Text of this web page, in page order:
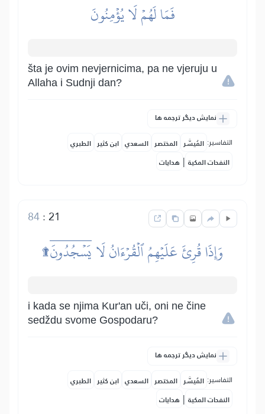
فَمَا لَهُمۡ لَا يُؤۡمِنُونَ
šta je ovim nevjernicima, pa ne vjeruju u
Allaha i Sudnji dan?
نمایش دیگر ترجمه ها
التفاسير: المُيسَّر المختصر السعدي ابن كثير الطبري
النفحات المكية | هدايات
21
:
84
وَإِذَا قُرِئَ عَلَيۡهِمُ ٱلۡقُرۡءَانُ لَا يَسۡجُدُونَۤ۩
i kada se njima Kur'an uči, oni ne čine
sedždu svome Gospodaru?
نمایش دیگر ترجمه ها
التفاسير: المُيسَّر المختصر السعدي ابن كثير الطبري
النفحات المكية | هدايات